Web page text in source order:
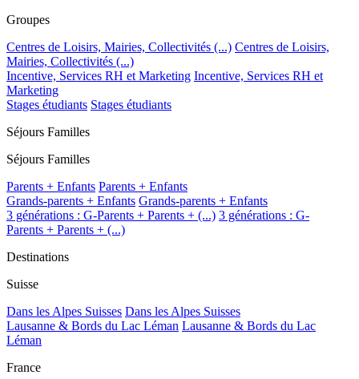
Groupes
Centres de Loisirs, Mairies, Collectivités (...) Centres de Loisirs,
Mairies, Collectivités (...)
Incentive, Services RH et Marketing Incentive, Services RH et
Marketing
Stages étudiants Stages étudiants
Séjours Familles
Séjours Familles
Parents + Enfants Parents + Enfants
Grands-parents + Enfants Grands-parents + Enfants
3 générations : G-Parents + Parents + (...) 3 générations : G-
Parents + Parents + (...)
Destinations
Suisse
Dans les Alpes Suisses Dans les Alpes Suisses
Lausanne & Bords du Lac Léman Lausanne & Bords du Lac
Léman
France